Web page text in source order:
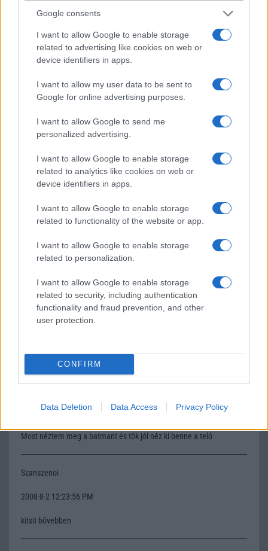
Google consents
I want to allow Google to enable storage
related to advertising like cookies on web or
device identifiers in apps.
I want to allow my user data to be sent to
Google for online advertising purposes.
I want to allow Google to send me
personalized advertising.
I want to allow Google to enable storage
related to analytics like cookies on web or
device identifiers in apps.
I want to allow Google to enable storage
related to functionality of the website or app.
I want to allow Google to enable storage
related to personalization.
I want to allow Google to enable storage
related to security, including authentication
functionality and fraud prevention, and other
user protection.
CONFIRM
Data Deletion Data Access Privacy Policy
nem koppintanak.
2008-4-26 10:05:20 AM
"S61 = Symbian 6.1, S60" az komolyság.. :Dhódít a retró
kéremszépen.. :)
2008-5-7 6:33:57 PM
valahogy nekem se tetszik ez az n-gage oprendszer feeling...
Szemangelof
2008-7-30 12:31:52 AM
TomBoy
2008-7-31 12:53:03 PM
Nemszeretem az érintõs telókat, de ez nmerossz
2008-8-1 10:25:15 PM
Most néztem meg a batmant és tök jól néz ki benne a teló
Szanszenoi
2008-8-2 12:23:56 PM
kitsit bõvebben